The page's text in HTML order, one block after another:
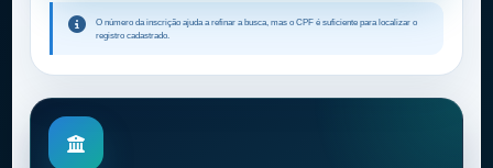
O número da inscrição ajuda a refinar a busca, mas o CPF é suficiente para localizar o
registro cadastrado.